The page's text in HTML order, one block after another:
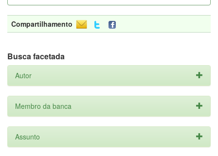
Compartilhamento
Busca facetada
Autor
Membro da banca
Assunto